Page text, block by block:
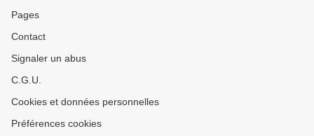
Pages
Contact
Signaler un abus
C.G.U.
Cookies et données personnelles
Préférences cookies